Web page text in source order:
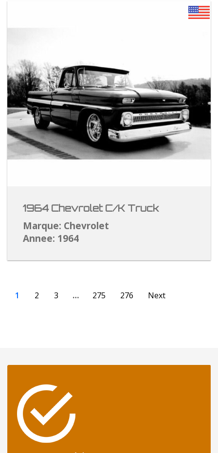
1964 Chevrolet C/K Truck
Marque: Chevrolet
Annee: 1964
1 2 3 … 275 276 Next